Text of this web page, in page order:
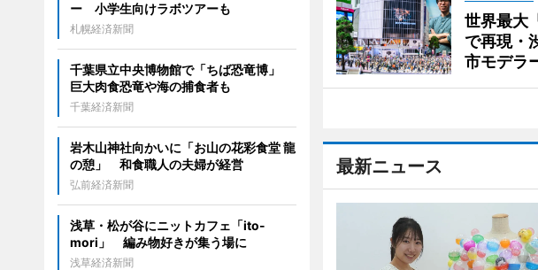
世界最大
で再現・
市モデラ
最新ニュース
ー 小学生向けラボツアーも
札幌経済新聞
千葉県立中央博物館で「ちば恐竜博」
巨大肉食恐竜や海の捕食者も
千葉経済新聞
岩木山神社向かいに「お山の花彩食堂 龍
の憩」 和食職人の夫婦が経営
弘前経済新聞
浅草・松が谷にニットカフェ「ito-
mori」 編み物好きが集う場に
浅草経済新聞